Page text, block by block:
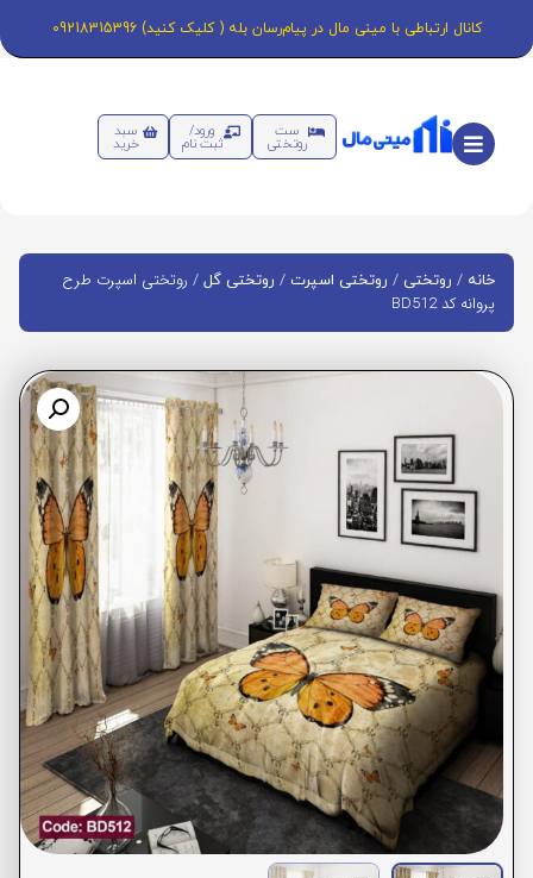
کانال ارتباطی با مینی مال در پیام‌رسان بله ( کلیک کنید) 09218315396
ست
روتختی
ورود/
ثبت نام
سبد
خرید
خانه / روتختی / روتختی اسپرت / روتختی گل / روتختی اسپرت طرح
پروانه کد BD512